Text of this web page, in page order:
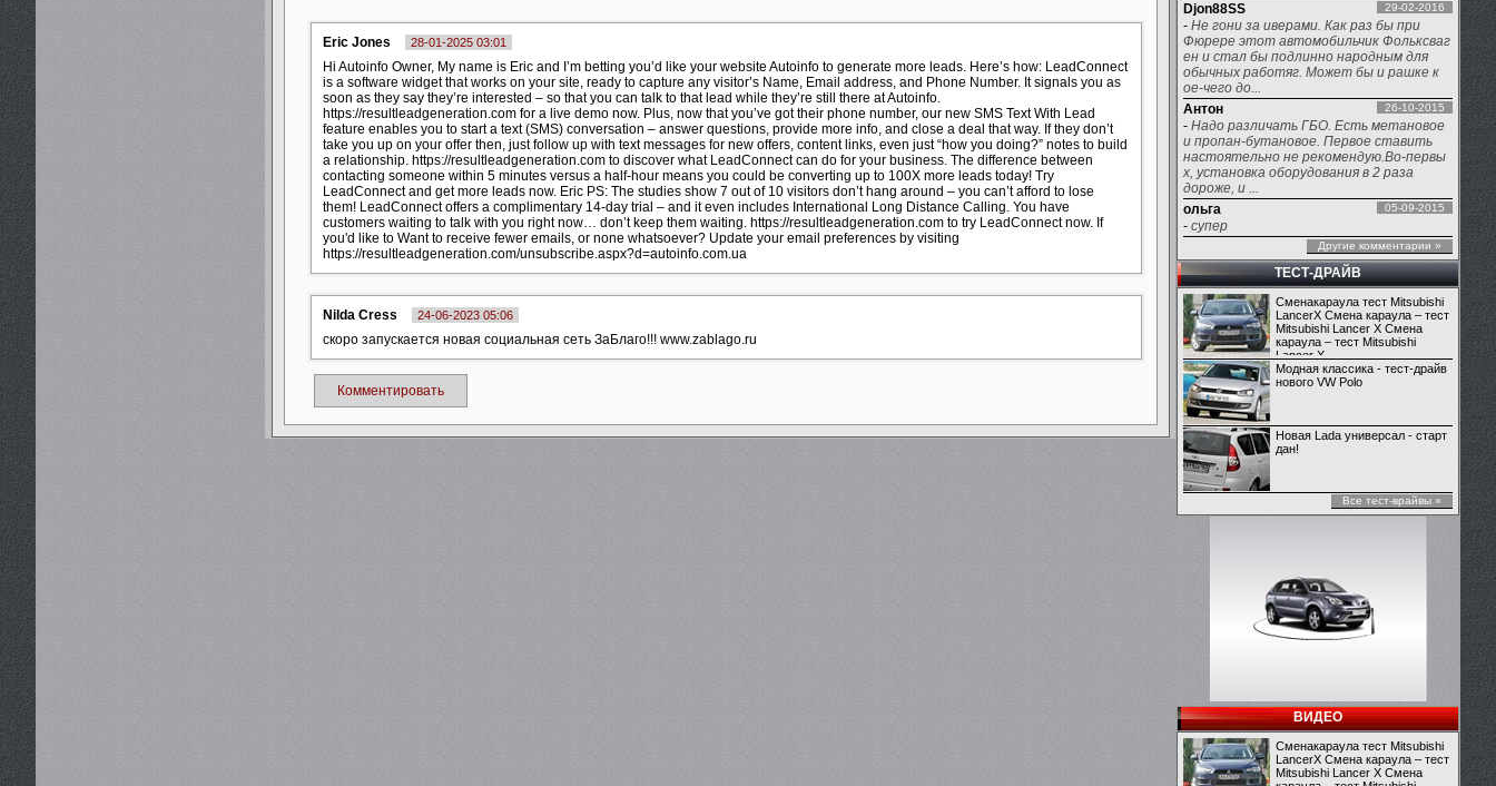
Eric Jones 28-01-2025 03:01
Hi Autoinfo Owner, My name is Eric and I’m betting you’d like your website Autoinfo to generate more leads. Here’s how: LeadConnect
is a software widget that works on your site, ready to capture any visitor’s Name, Email address, and Phone Number. It signals you as
soon as they say they’re interested – so that you can talk to that lead while they’re still there at Autoinfo.
https://resultleadgeneration.com for a live demo now. Plus, now that you’ve got their phone number, our new SMS Text With Lead
feature enables you to start a text (SMS) conversation – answer questions, provide more info, and close a deal that way. If they don’t
take you up on your offer then, just follow up with text messages for new offers, content links, even just “how you doing?” notes to build
a relationship. https://resultleadgeneration.com to discover what LeadConnect can do for your business. The difference between
contacting someone within 5 minutes versus a half-hour means you could be converting up to 100X more leads today! Try
LeadConnect and get more leads now. Eric PS: The studies show 7 out of 10 visitors don’t hang around – you can’t afford to lose
them! LeadConnect offers a complimentary 14-day trial – and it even includes International Long Distance Calling. You have
customers waiting to talk with you right now… don’t keep them waiting. https://resultleadgeneration.com to try LeadConnect now. If
you'd like to Want to receive fewer emails, or none whatsoever? Update your email preferences by visiting
https://resultleadgeneration.com/unsubscribe.aspx?d=autoinfo.com.ua
Nilda Cress 24-06-2023 05:06
скоро запускается новая социальная сеть ЗаБлаго!!! www.zablago.ru
Комментировать
Djon88SS
29-02-2016
- Не гони за иверами. Как раз бы при
Фюрере этот автомобильчик Фольксваг
ен и стал бы подлинно народным для
обычных работяг. Может бы и рашке к
ое-чего до...
Антон
26-10-2015
- Надо различать ГБО. Есть метановое
и пропан-бутановое. Первое ставить
настоятельно не рекомендую.Во-первы
х, установка оборудования в 2 раза
дороже, и ...
ольга
05-09-2015
- супер
Другие комментарии »
ТЕСТ-ДРАЙВ
Сменакараула тест Mitsubishi
LancerX Смена караула – тест
Mitsubishi Lancer X Смена
караула – тест Mitsubishi
Lancer X
Модная классика - тест-драйв
нового VW Polo
Новая Lada универсал - старт
дан!
Все тест-врайвы »
ВИДЕО
Сменакараула тест Mitsubishi
LancerX Смена караула – тест
Mitsubishi Lancer X Смена